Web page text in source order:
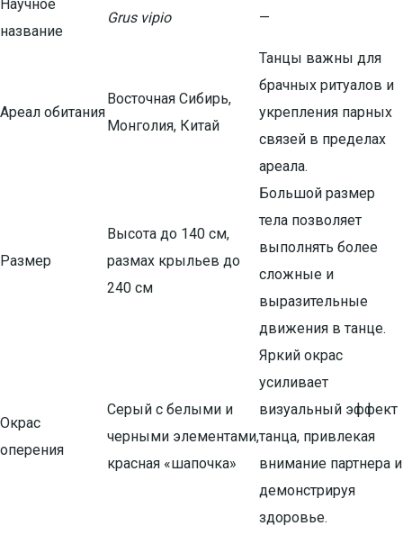
Научное
название
Grus vipio —
Ареал обитания
Восточная Сибирь,
Монголия, Китай
Танцы важны для
брачных ритуалов и
укрепления парных
связей в пределах
ареала.
Размер
Высота до 140 см,
размах крыльев до
240 см
Большой размер
тела позволяет
выполнять более
сложные и
выразительные
движения в танце.
Окрас
оперения
Серый с белыми и
черными элементами,
красная «шапочка»
Яркий окрас
усиливает
визуальный эффект
танца, привлекая
внимание партнера и
демонстрируя
здоровье.